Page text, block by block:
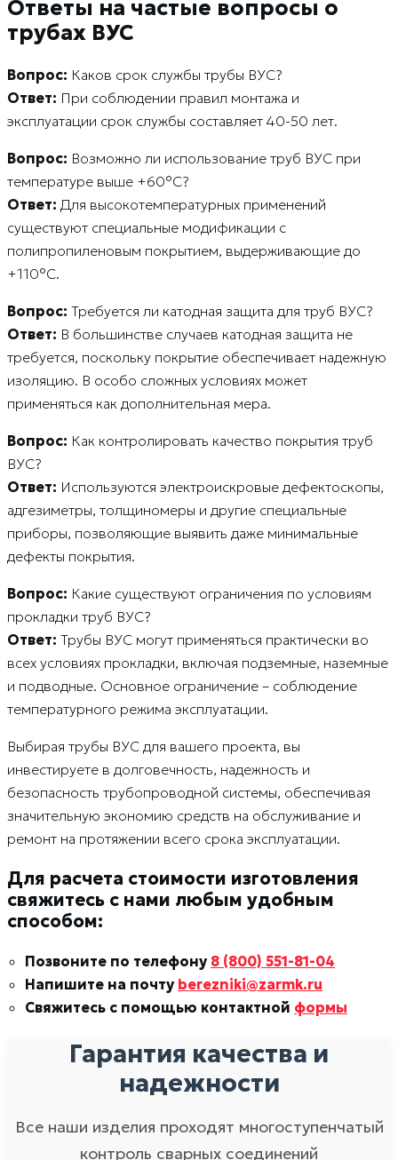
Ответы на частые вопросы о
трубах ВУС
Вопрос: Каков срок службы трубы ВУС?
Ответ: При соблюдении правил монтажа и
эксплуатации срок службы составляет 40-50 лет.
Вопрос: Возможно ли использование труб ВУС при
температуре выше +60°C?
Ответ: Для высокотемпературных применений
существуют специальные модификации с
полипропиленовым покрытием, выдерживающие до
+110°C.
Вопрос: Требуется ли катодная защита для труб ВУС?
Ответ: В большинстве случаев катодная защита не
требуется, поскольку покрытие обеспечивает надежную
изоляцию. В особо сложных условиях может
применяться как дополнительная мера.
Вопрос: Как контролировать качество покрытия труб
ВУС?
Ответ: Используются электроискровые дефектоскопы,
адгезиметры, толщиномеры и другие специальные
приборы, позволяющие выявить даже минимальные
дефекты покрытия.
Вопрос: Какие существуют ограничения по условиям
прокладки труб ВУС?
Ответ: Трубы ВУС могут применяться практически во
всех условиях прокладки, включая подземные, наземные
и подводные. Основное ограничение – соблюдение
температурного режима эксплуатации.
Выбирая трубы ВУС для вашего проекта, вы
инвестируете в долговечность, надежность и
безопасность трубопроводной системы, обеспечивая
значительную экономию средств на обслуживание и
ремонт на протяжении всего срока эксплуатации.
Для расчета стоимости изготовления
свяжитесь с нами любым удобным
способом:
Позвоните по телефону 8 (800) 551-81-04
Напишите на почту berezniki@zarmk.ru
Свяжитесь с помощью контактной формы
Гарантия качества и
надежности
Все наши изделия проходят многоступенчатый
контроль сварных соединений